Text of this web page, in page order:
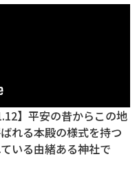
】平安の昔からこの地
れる本殿の様式を持つ
いる由緒ある神社で